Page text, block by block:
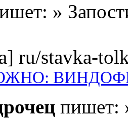
»
ru/stavka-
пишет: